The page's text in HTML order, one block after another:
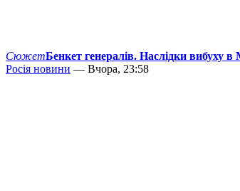
СюжетБенкет генералів. Наслідки вибуху в
Росія новини — Вчора, 23:58